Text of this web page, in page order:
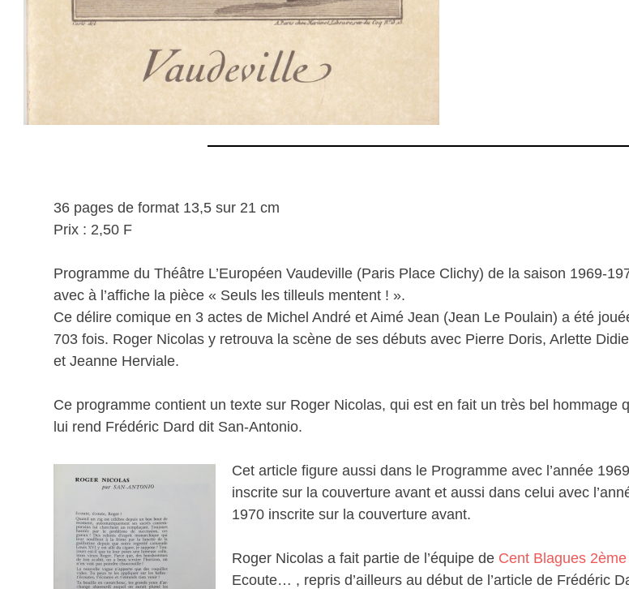
36 pages de format 13,5 sur 21 cm
Prix : 2,50 F
Programme du Théâtre L’Européen Vaudeville (Paris Place Clichy) de la saison 1969-
avec à l’affiche la pièce « Seuls les tilleuls mentent ! ».
Ce délire comique en 3 actes de Michel André et Aimé Jean (Jean Le Poulain) a été
703 fois. Roger Nicolas y retrouva la scène de ses débuts avec Pierre Doris, Arlette
et Jeanne Herviale.
Ce programme contient un texte sur Roger Nicolas, qui est en fait un très bel hommage
lui rend Frédéric Dard dit San-Antonio.
Cet article figure aussi dans le Programme avec l’année 1969
inscrite sur la couverture avant et aussi dans celui avec
1970 inscrite sur la couverture avant.
Roger Nicolas a fait partie de l’équipe de Cent Blagues
Ecoute… , repris d’ailleurs au début de l’article de Frédéric